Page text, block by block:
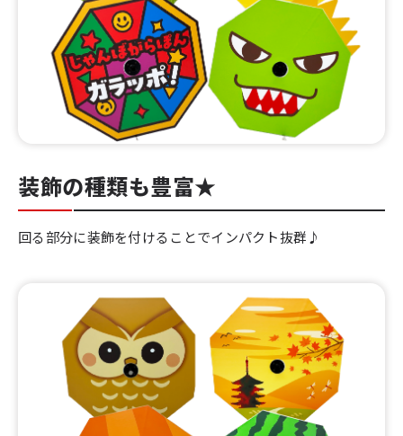
装飾の種類も豊富★
回る部分に装飾を付けることでインパクト抜群♪